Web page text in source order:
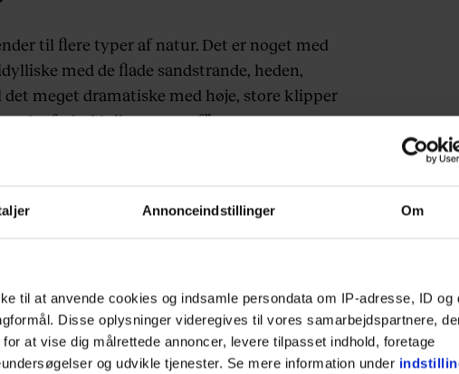
Annonceindstillinger Om
til at anvende cookies og indsamle persondata om IP-adresse, ID og
Disse oplysninger videregives til vores samarbejdspartnere,
at vise dig målrettede annoncer, levere tilpasset indhold, foretage
og udvikle tjenester. Se mere information under
til flere typer af natur. Det er noget med
med de flade sandstrande, heden,
det meget dramatiske med høje, store klipper
forhold til naturen af.”
den naturligt afgrænset og defineret. Og
helt anden forståelse for råvarerne.